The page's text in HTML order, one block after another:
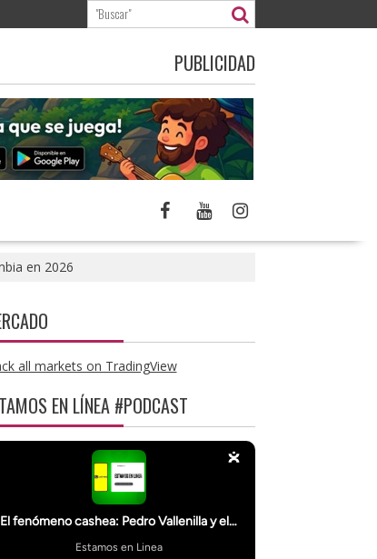
PUBLICIDAD
en 2026
all markets on TradingView
EN LÍNEA #PODCAST